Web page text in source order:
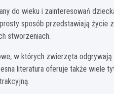
do wieku i zainteresowań
sposób przedstawiają życie
stworzeniach.
w których zwierzęta
literatura oferuje także wiele